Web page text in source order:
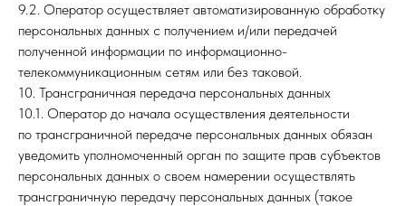
9.2. Оператор осуществляет автоматизированную обработку
персональных данных с получением и/или передачей
полученной информации по информационно-
телекоммуникационным сетям или без таковой.
10. Трансграничная передача персональных данных
10.1. Оператор до начала осуществления деятельности
по трансграничной передаче персональных данных обязан
уведомить уполномоченный орган по защите прав субъектов
персональных данных о своем намерении осуществлять
трансграничную передачу персональных данных (такое